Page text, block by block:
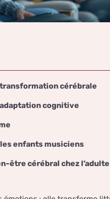
cérébrale
cognitive
enfants musiciens
être cérébral chez l’adulte